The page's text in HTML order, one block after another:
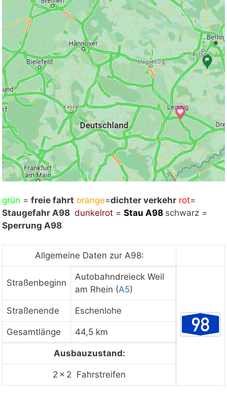
Mit Klick auf „Staukarte laden“ werden externe
Inhalte von Google nachgeladen. Mit dem Klick
auf "Staukarte laden" akzeptieren Sie unsere
ansehen
Staukarte laden
grün = freie fahrt orange=dichter verkehr rot=
Staugefahr A98 dunkelrot = Stau A98 schwarz =
Sperrung A98
Allgemeine Daten zur A98:
Straßenbeginn
Autobahndreieck Weil
am Rhein (A5)
Straßenende Eschenlohe
Gesamtlänge 44,5 km
Ausbauzustand:
2 × 2 Fahrstreifen